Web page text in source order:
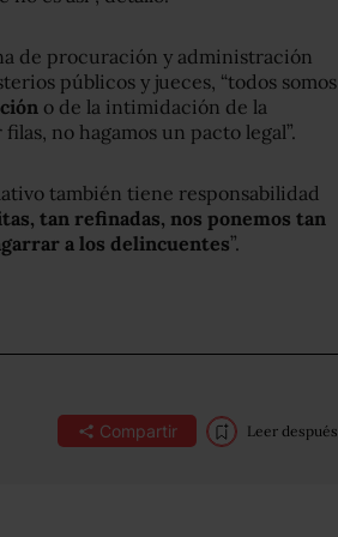
de procuración y administración
públicos y jueces, “todos somos
o de la intimidación de la
no hagamos un pacto legal”.
también tiene responsabilidad
tan refinadas, nos ponemos tan
a los delincuentes”.
Compartir Leer después